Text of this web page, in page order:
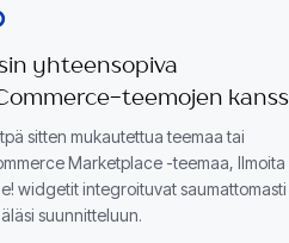
yhteensopiva
teemojen
sitten mukautettua teemaa tai
Marketplace -teemaa, Ilmoita
widgetit integroituvat saumattomasti
suunnitteluun.